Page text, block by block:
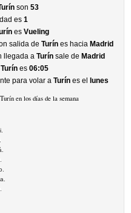
son53
es1
esVueling
salida deTurín es hacia Madrid
llegada aTurín sale de Madrid
Turín es06:05
para volar aTurín es el lunes
en los días de la semana